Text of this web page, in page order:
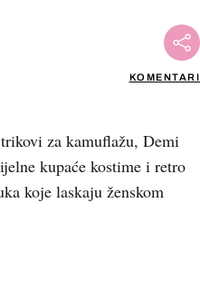
KOMENTARI
za kamuflažu, Demi
kupaće kostime i retro
koje laskaju ženskom